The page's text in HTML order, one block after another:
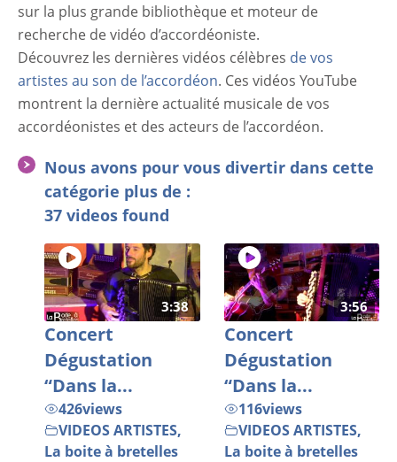
sur la plus grande bibliothèque et moteur de
recherche de vidéo d’accordéoniste.
Découvrez les dernières vidéos célèbres de vos
artistes au son de l’accordéon. Ces vidéos YouTube
montrent la dernière actualité musicale de vos
accordéonistes et des acteurs de l’accordéon.
Nous avons pour vous divertir dans cette
catégorie plus de :
37 videos found
3:38
Concert
Dégustation
“Dans la...
426views
VIDEOS ARTISTES,
La boite à bretelles
3:56
Concert
Dégustation
“Dans la...
116views
VIDEOS ARTISTES,
La boite à bretelles